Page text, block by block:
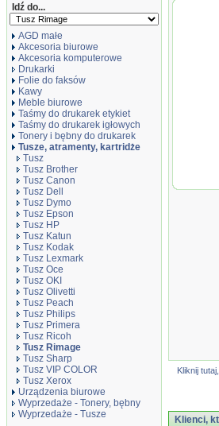
Idź do...
AGD małe
Akcesoria biurowe
Akcesoria komputerowe
Drukarki
Folie do faksów
Kawy
Meble biurowe
Taśmy do drukarek etykiet
Taśmy do drukarek igłowych
Tonery i bębny do drukarek
Tusze, atramenty, kartridże
Tusz
Tusz Brother
Tusz Canon
Tusz Dell
Tusz Dymo
Tusz Epson
Tusz HP
Tusz Katun
Tusz Kodak
Tusz Lexmark
Tusz Oce
Tusz OKI
Tusz Olivetti
Tusz Peach
Tusz Philips
Tusz Primera
Tusz Ricoh
Tusz Rimage
Tusz Sharp
Tusz VIP COLOR
Tusz Xerox
Urządzenia biurowe
Wyprzedaże - Tonery, bębny
Wyprzedaże - Tusze
Kliknij
Klienci,